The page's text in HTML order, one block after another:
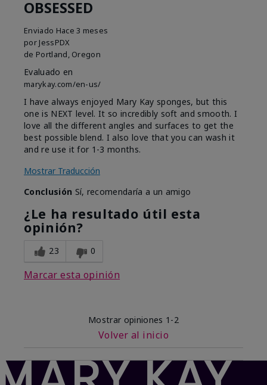
OBSESSED
Enviado Hace 3 meses
por JessPDX
de Portland, Oregon
Evaluado en
marykay.com/en-us/
I have always enjoyed Mary Kay sponges, but this
one is NEXT level. It so incredibly soft and smooth. I
love all the different angles and surfaces to get the
best possible blend. I also love that you can wash it
and re use it for 1-3 months.
Mostrar Traducción
Conclusión Sí, recomendaría a un amigo
¿Le ha resultado útil esta
opinión?
23 0
Marcar esta opinión
Mostrar opiniones 1-2
Volver al inicio